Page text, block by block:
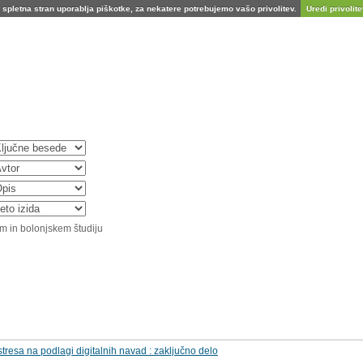
spletna stran uporablja piškotke, za nekatere potrebujemo vašo privolitev. Uredi
in bolonjskem študiju
na podlagi digitalnih navad : zaključno delo